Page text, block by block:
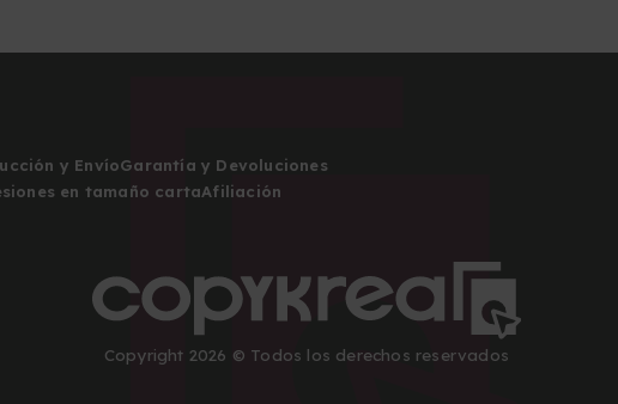
y EnvíoGarantía y Devoluciones
en tamaño cartaAfiliación
Copyright 2026 © Todos los derechos reservados